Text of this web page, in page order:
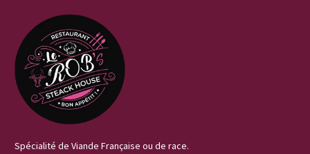
Spécialité de Viande Française ou de race.